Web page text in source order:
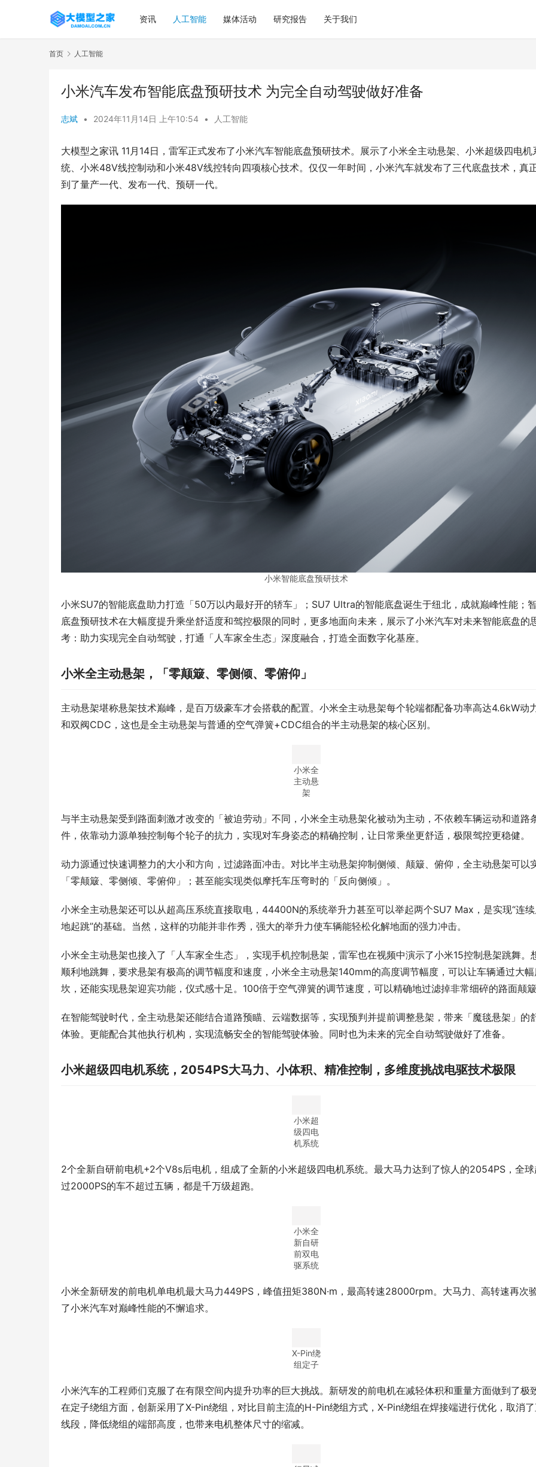
资讯 人工智能 媒体活动 研究报告 关于我们
首页 人工智能
小米汽车发布智能底盘预研技术 为完全自动驾驶做好准备
志斌 • 2024年11月14日 上午10:54 • 人工智能
大模型之家讯 11月14日，雷军正式发布了小米汽车智能底盘预研技术。展示了小米全主动悬架、小米超级四电机
统、小米48V线控制动和小米48V线控转向四项核心技术。仅仅一年时间，小米汽车就发布了三代底盘技术，真
到了量产一代、发布一代、预研一代。
小米智能底盘预研技术
小米SU7的智能底盘助力打造「50万以内最好开的轿车」；SU7 Ultra的智能底盘诞生于纽北，成就巅峰性能；
底盘预研技术在大幅度提升乘坐舒适度和驾控极限的同时，更多地面向未来，展示了小米汽车对未来智能底盘的
考：助力实现完全自动驾驶，打通「人车家全生态」深度融合，打造全面数字化基座。
小米全主动悬架，「零颠簸、零侧倾、零俯仰」
主动悬架堪称悬架技术巅峰，是百万级豪车才会搭载的配置。小米全主动悬架每个轮端都配备功率高达4.6kW动
和双阀CDC，这也是全主动悬架与普通的空气弹簧+CDC组合的半主动悬架的核心区别。
小米全
主动悬
架
与半主动悬架受到路面刺激才改变的「被迫劳动」不同，小米全主动悬架化被动为主动，不依赖车辆运动和道路
件，依靠动力源单独控制每个轮子的抗力，实现对车身姿态的精确控制，让日常乘坐更舒适，极限驾控更稳健。
动力源通过快速调整力的大小和方向，过滤路面冲击。对比半主动悬架抑制侧倾、颠簸、俯仰，全主动悬架可以
「零颠簸、零侧倾、零俯仰」；甚至能实现类似摩托车压弯时的「反向侧倾」。
小米全主动悬架还可以从超高压系统直接取电，44400N的系统举升力甚至可以举起两个SU7 Max，是实现“连
地起跳”的基础。当然，这样的功能并非作秀，强大的举升力使车辆能轻松化解地面的强力冲击。
小米全主动悬架也接入了「人车家全生态」，实现手机控制悬架，雷军也在视频中演示了小米15控制悬架跳舞。
顺利地跳舞，要求悬架有极高的调节幅度和速度，小米全主动悬架140mm的高度调节幅度，可以让车辆通过大
坎，还能实现悬架迎宾功能，仪式感十足。100倍于空气弹簧的调节速度，可以精确地过滤掉非常细碎的路面颠
在智能驾驶时代，全主动悬架还能结合道路预瞄、云端数据等，实现预判并提前调整悬架，带来「魔毯悬架」的
体验。更能配合其他执行机构，实现流畅安全的智能驾驶体验。同时也为未来的完全自动驾驶做好了准备。
小米超级四电机系统，2054PS大马力、小体积、精准控制，多维度挑战电驱技术极限
小米超
级四电
机系统
2个全新自研前电机+2个V8s后电机，组成了全新的小米超级四电机系统。最大马力达到了惊人的2054PS，全
过2000PS的车不超过五辆，都是千万级超跑。
小米全
新自研
前双电
驱系统
小米全新研发的前电机单电机最大马力449PS，峰值扭矩380N·m，最高转速28000rpm。大马力、高转速再次
了小米汽车对巅峰性能的不懈追求。
X-Pin绕
组定子
小米汽车的工程师们克服了在有限空间内提升功率的巨大挑战。新研发的前电机在减轻体积和重量方面做到了极
在定子绕组方面，创新采用了X-Pin绕组，对比目前主流的H-Pin绕组方式，X-Pin绕组在焊接端进行优化，取消
线段，降低绕组的端部高度，也带来电机整体尺寸的缩减。